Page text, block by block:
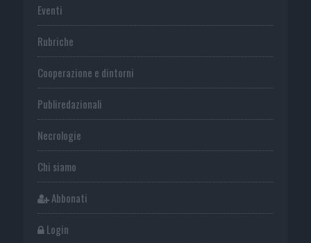
Eventi
Rubriche
Cooperazione e dintorni
Publiredazionali
Necrologie
Chi siamo
Abbonati
Login